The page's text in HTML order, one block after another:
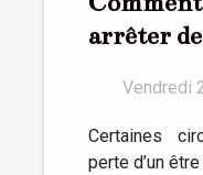
arrêter
Vendredi
Certaines
perte d’un